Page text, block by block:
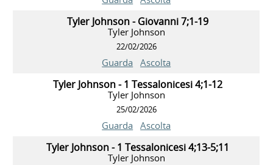
Tyler Johnson - Giovanni 7;1-19
Tyler Johnson
22/02/2026
Guarda Ascolta
Tyler Johnson - 1 Tessalonicesi 4;1-12
Tyler Johnson
25/02/2026
Guarda Ascolta
Tyler Johnson - 1 Tessalonicesi 4;13-5;11
Tyler Johnson